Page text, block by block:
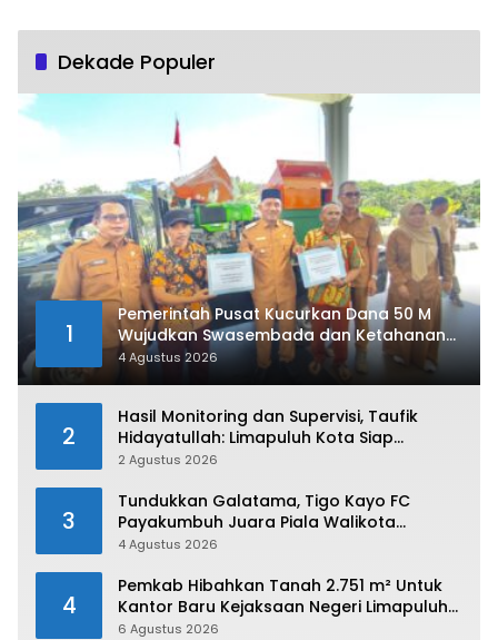
Dekade Populer
1
Pemerintah Pusat Kucurkan Dana 50 M
Wujudkan Swasembada dan Ketahanan
Pangan di Kabupaten 50 Kota
4 Agustus 2026
2
Hasil Monitoring dan Supervisi, Taufik
Hidayatullah: Limapuluh Kota Siap
Kirimkan Atlet Terbaiknya Pada Porprov
2 Agustus 2026
3
Tundukkan Galatama, Tigo Kayo FC
Payakumbuh Juara Piala Walikota
Payakumbuh 2026
4 Agustus 2026
4
Pemkab Hibahkan Tanah 2.751 m² Untuk
Kantor Baru Kejaksaan Negeri Limapuluh
Kota
6 Agustus 2026